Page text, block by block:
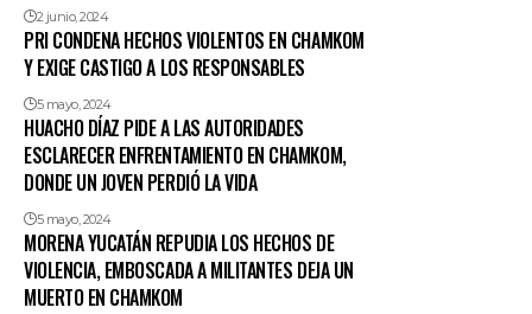
2 junio, 2024
PRI CONDENA HECHOS VIOLENTOS EN CHAMKOM
Y EXIGE CASTIGO A LOS RESPONSABLES
5 mayo, 2024
HUACHO DÍAZ PIDE A LAS AUTORIDADES
ESCLARECER ENFRENTAMIENTO EN CHAMKOM,
DONDE UN JOVEN PERDIÓ LA VIDA
5 mayo, 2024
MORENA YUCATÁN REPUDIA LOS HECHOS DE
VIOLENCIA, EMBOSCADA A MILITANTES DEJA UN
MUERTO EN CHAMKOM